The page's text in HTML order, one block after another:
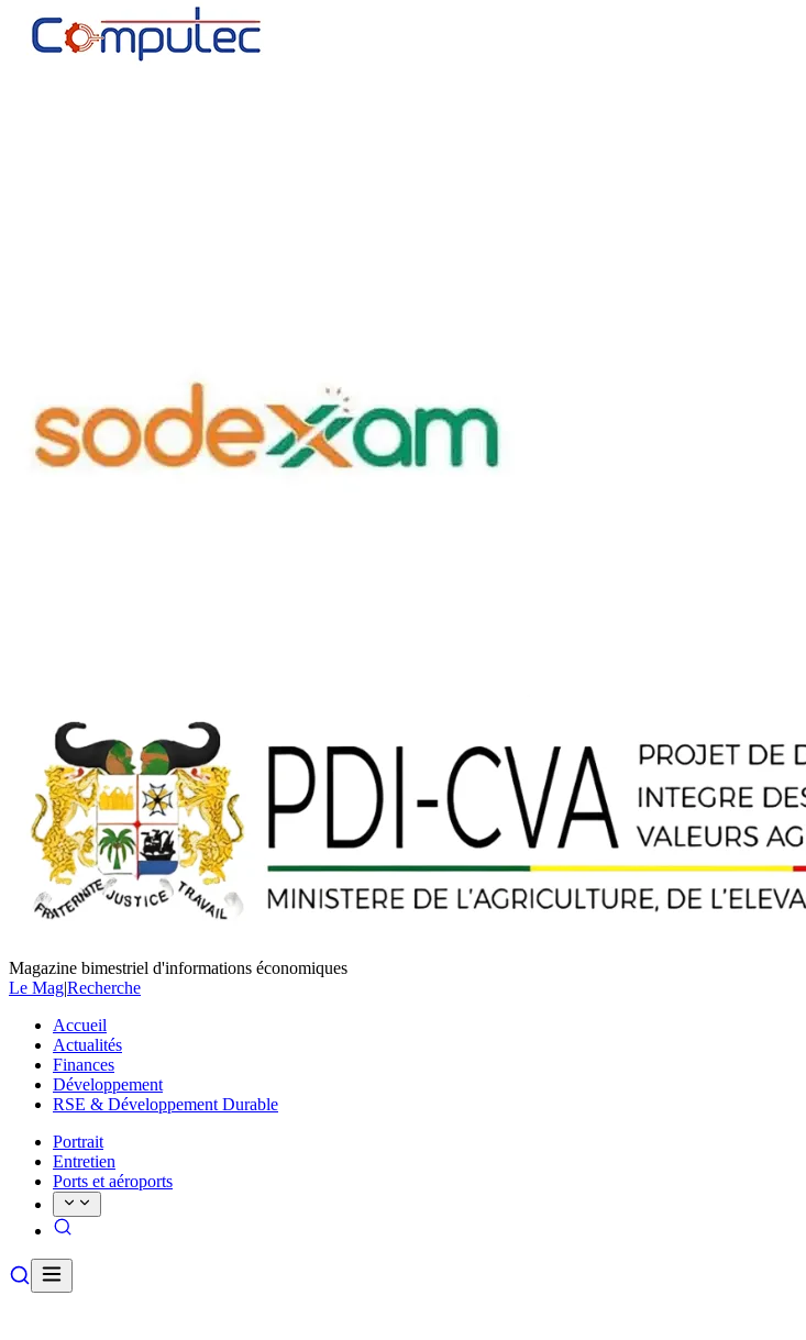
Magazine bimestriel d'informations économiques
Le Mag|Recherche
Accueil
Actualités
Finances
Développement
RSE & Développement Durable
Portrait
Entretien
Ports et aéroports